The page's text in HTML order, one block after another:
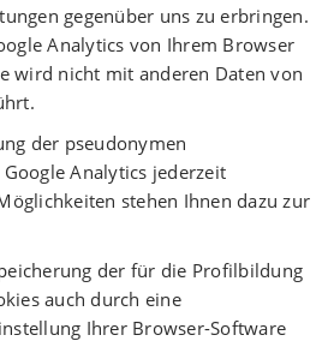
gegenüber uns zu erbringen.
Analytics von Ihrem Browser
wird nicht mit anderen Daten von
der pseudonymen
Analytics jederzeit
stehen Ihnen dazu zur
der für die Profilbildung
auch durch eine
Ihrer Browser-Software